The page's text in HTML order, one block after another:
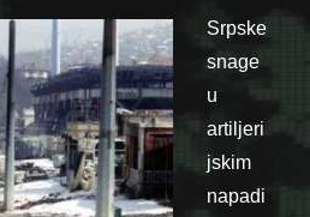
Srpske
snage
u
artiljeri
jskim
napadi